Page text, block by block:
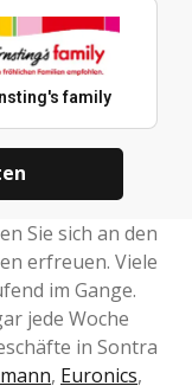
family
Sie sich an den
erfreuen. Viele
im Gange.
jede Woche
in Sontra
, Euronics,